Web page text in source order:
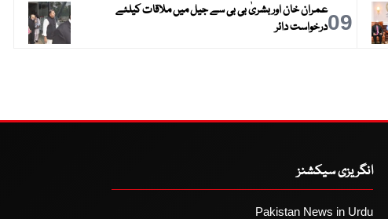
09عمران خان اور بشریٰ بی بی سے جیل میں ملاقات کیلئے
درخواست دائر
انگریزی سیکشنز
Pakistan News in Urdu